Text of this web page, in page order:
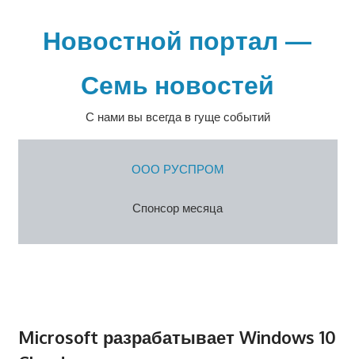
содержимомуНовостной портал —
Семь новостей
С нами вы всегда в гуще событий
ООО РУСПРОМ
Спонсор месяца
Microsoft разрабатывает Windows 10